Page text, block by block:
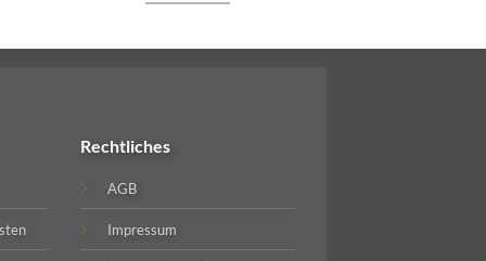
Rechtliches
AGB
Impressum